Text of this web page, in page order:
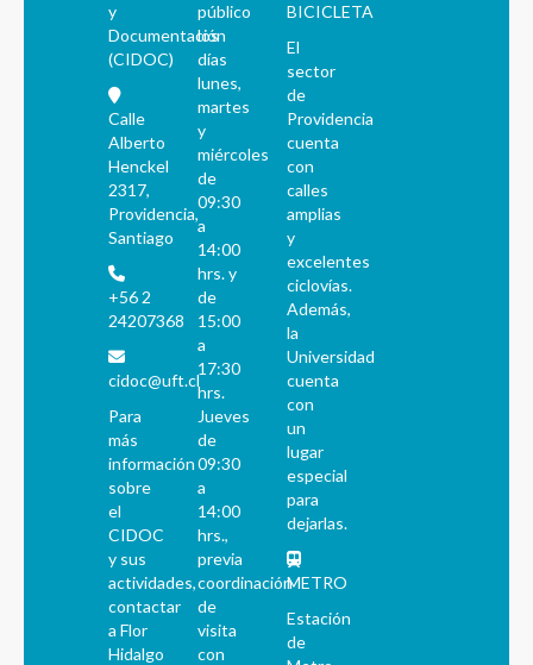
y
Documentación
(CIDOC)
Calle
Alberto
Henckel
2317,
Providencia,
Santiago
+56 2
24207368
cidoc@uft.cl
Para
más
información
sobre
el
CIDOC
y sus
actividades,
contactar
a Flor
Hidalgo
público
los
días
lunes,
martes
y
miércoles
de
09:30
a
14:00
hrs. y
de
15:00
a
17:30
hrs.
Jueves
de
09:30
a
14:00
hrs.,
previa
coordinación
de
visita
con
BICICLETA
El
sector
de
Providencia
cuenta
con
calles
amplias
y
excelentes
ciclovías.
Además,
la
Universidad
cuenta
con
un
lugar
especial
para
dejarlas.
METRO
Estación
de